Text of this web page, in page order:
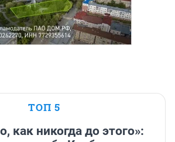
ТОП 5
как никогда до этого»: